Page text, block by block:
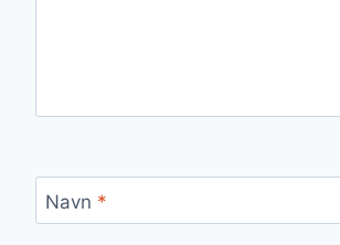
Navn *